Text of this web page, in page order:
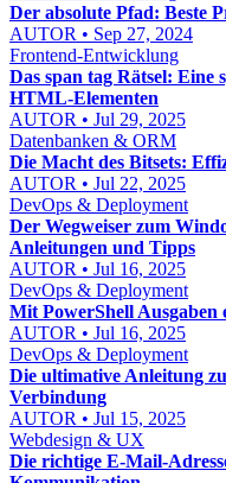
Der absolute Pfad: Beste
AUTOR • Sep 27, 2024
Frontend-Entwicklung
Das span tag Rätsel: Eine
HTML-Elementen
AUTOR • Jul 29, 2025
Datenbanken & ORM
Die Macht des Bitsets:
AUTOR • Jul 22, 2025
DevOps & Deployment
Der Wegweiser zum
Anleitungen und Tipps
AUTOR • Jul 16, 2025
DevOps & Deployment
Mit PowerShell
AUTOR • Jul 16, 2025
DevOps & Deployment
Die ultimative Anleitung
Verbindung
AUTOR • Jul 15, 2025
Webdesign & UX
Die richtige E-Mail-